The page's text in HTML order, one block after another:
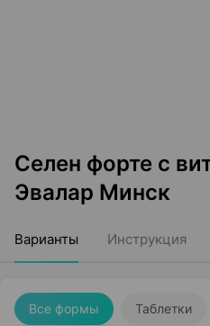
Селен форте с
Эвалар Минск
Варианты Инструкция
Все формы Таблетки